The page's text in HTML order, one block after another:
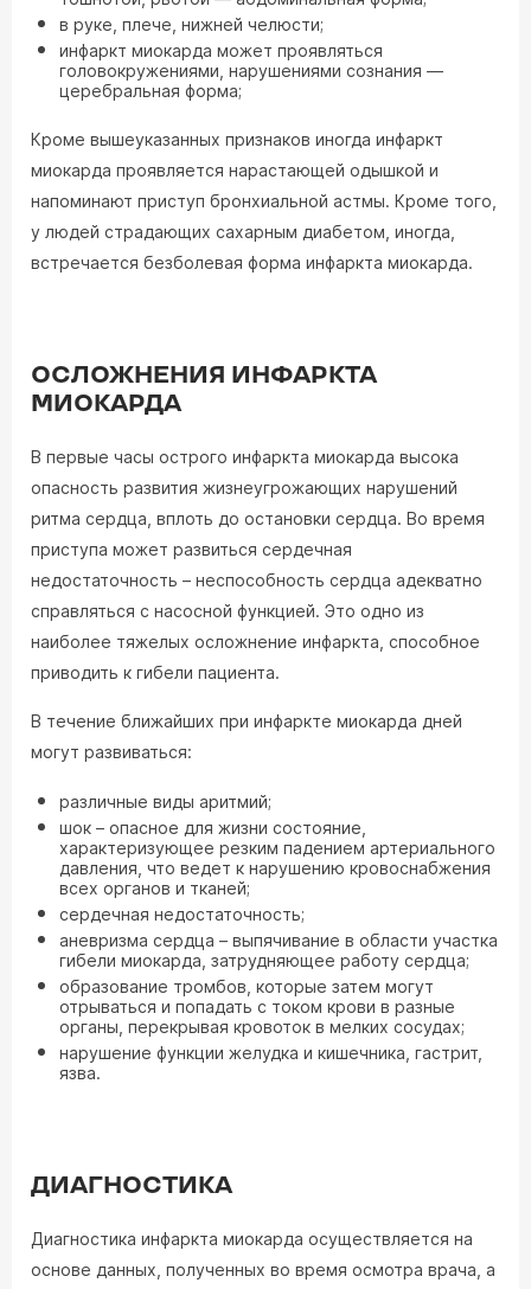
в руке, плече, нижней челюсти;
инфаркт миокарда может проявляться
головокружениями, нарушениями сознания —
церебральная форма;
Кроме вышеуказанных признаков иногда инфаркт
миокарда проявляется нарастающей одышкой и
напоминают приступ бронхиальной астмы. Кроме того,
у людей страдающих сахарным диабетом, иногда,
встречается безболевая форма инфаркта миокарда.
ОСЛОЖНЕНИЯ ИНФАРКТА
МИОКАРДА
В первые часы острого инфаркта миокарда высока
опасность развития жизнеугрожающих нарушений
ритма сердца, вплоть до остановки сердца. Во время
приступа может развиться сердечная
недостаточность – неспособность сердца адекватно
справляться с насосной функцией. Это одно из
наиболее тяжелых осложнение инфаркта, способное
приводить к гибели пациента.
В течение ближайших при инфаркте миокарда дней
могут развиваться:
различные виды аритмий;
шок – опасное для жизни состояние,
характеризующее резким падением артериального
давления, что ведет к нарушению кровоснабжения
всех органов и тканей;
сердечная недостаточность;
аневризма сердца – выпячивание в области участка
гибели миокарда, затрудняющее работу сердца;
образование тромбов, которые затем могут
отрываться и попадать с током крови в разные
органы, перекрывая кровоток в мелких сосудах;
нарушение функции желудка и кишечника, гастрит,
язва.
ДИАГНОСТИКА
Диагностика инфаркта миокарда осуществляется на
основе данных, полученных во время осмотра врача, а